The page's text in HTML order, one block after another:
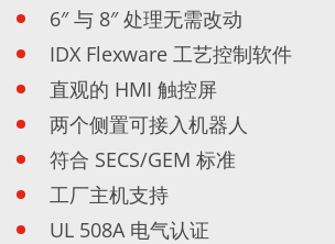
职业发展
RENA 作为雇主
申请 RENA 的职位
工作机会
联系我们
联系表格
联系表格客户服务
国际交往
联系我们的客服
Expert Blog
6″ 与 8″ 处理无需改动
IDX Flexware 工艺控制软件
直观的 HMI 触控屏
两个侧置可接入机器人
符合 SECS/GEM 标准
工厂主机支持
UL 508A 电气认证